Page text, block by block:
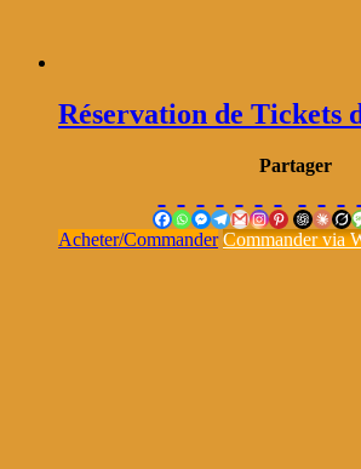
Réservation de Tickets
Partager
Acheter/Commander Commander via